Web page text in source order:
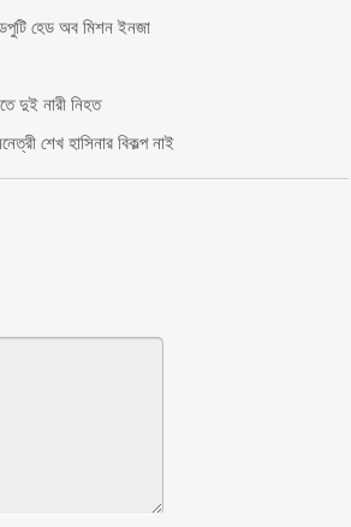
ডেপুটি হেড অব মিশন ইনজা
দুই নারী নিহত
শেখ হাসিনার বিকল্প নাই